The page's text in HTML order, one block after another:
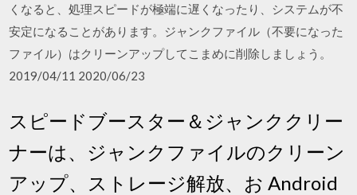
くなると、処理スピードが極端に遅くなったり、システムが不
安定になることがあります。ジャンクファイル（不要になった
ファイル）はクリーンアップしてこまめに削除しましょう。
2019/04/11 2020/06/23
スピードブースター＆ジャンククリー
ナーは、ジャンクファイルのクリーン
アップ、ストレージ解放、お Android